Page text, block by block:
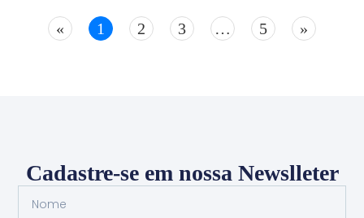
« 1 2 3 … 5 »
Cadastre-se em nossa Newslleter